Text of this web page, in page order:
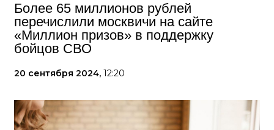
Более 65 миллионов рублей
перечислили москвичи на сайте
«Миллион призов» в поддержку
бойцов СВО
20 сентября 2024, 12:20